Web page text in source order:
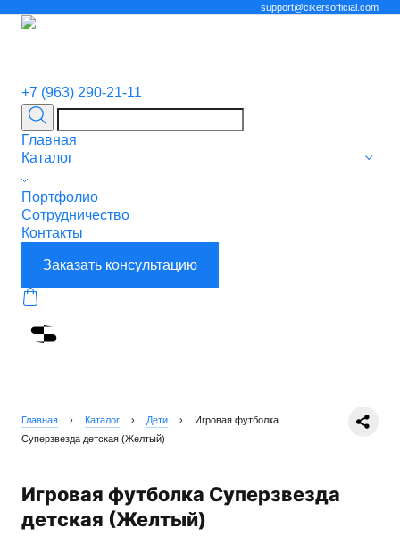
support@cikersofficial.com
+7 (963) 290-21-11
Главная
Каталог
Портфолио
Сотрудничество
Контакты
Заказать консультацию
Главная › Каталог › Дети ›
Игровая футболка
Суперзвезда детская (Желтый)
Игровая футболка Суперзвезда
детская (Желтый)